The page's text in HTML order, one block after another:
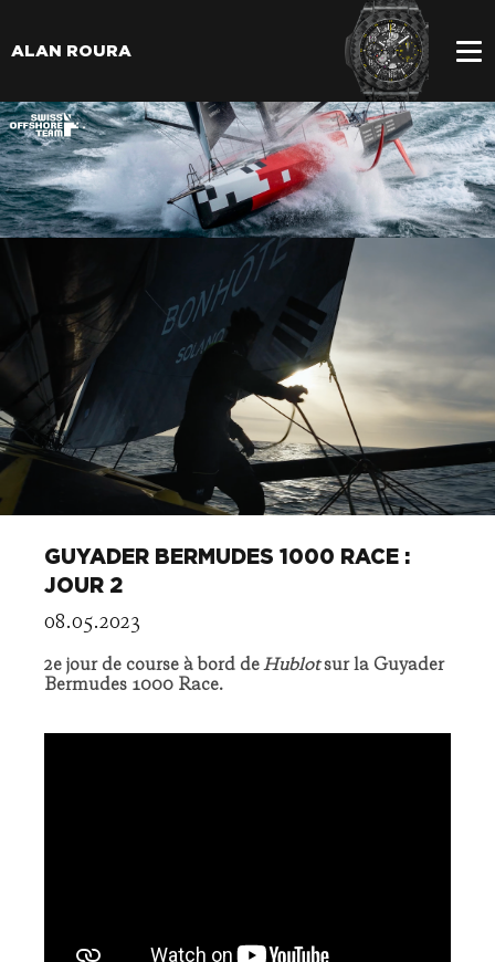
ALAN ROURA
GUYADER BERMUDES 1000 RACE :
JOUR 2
08.05.2023
2e jour de course à bord deHublotsur la Guyader
Bermudes 1000 Race.